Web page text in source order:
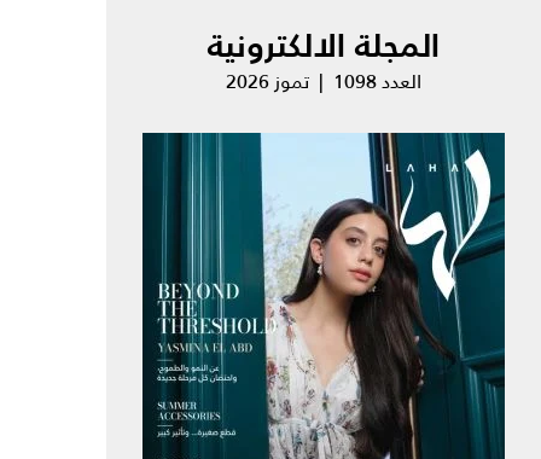
المجلة الالكترونية
العدد 1098 | تموز 2026